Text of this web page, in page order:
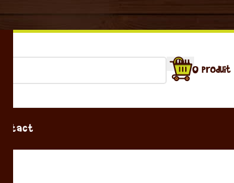
0 produit
Contact